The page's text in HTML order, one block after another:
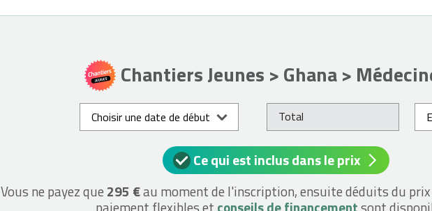
Chantiers Jeunes > Ghana >
Choisir une date de début Total
Ce qui est inclus dans le prix
Vous ne payez que 295 €au moment de l'inscription, ensuite déduits du